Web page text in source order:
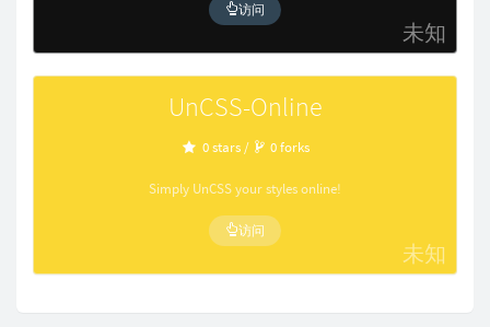
未知
访问
未知
UnCSS-Online
0 stars / 0 forks
Simply UnCSS your styles online!
访问